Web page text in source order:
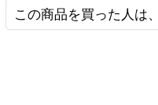
この商品を買った人は